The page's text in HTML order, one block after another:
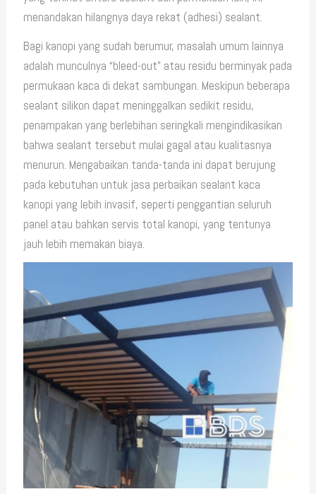
menandakan hilangnya daya rekat (adhesi) sealant.
Bagi kanopi yang sudah berumur, masalah umum lainnya
adalah munculnya “bleed-out” atau residu berminyak pada
permukaan kaca di dekat sambungan. Meskipun beberapa
sealant silikon dapat meninggalkan sedikit residu,
penampakan yang berlebihan seringkali mengindikasikan
bahwa sealant tersebut mulai gagal atau kualitasnya
menurun. Mengabaikan tanda-tanda ini dapat berujung
pada kebutuhan untuk jasa perbaikan sealant kaca
kanopi yang lebih invasif, seperti penggantian seluruh
panel atau bahkan servis total kanopi, yang tentunya
jauh lebih memakan biaya.